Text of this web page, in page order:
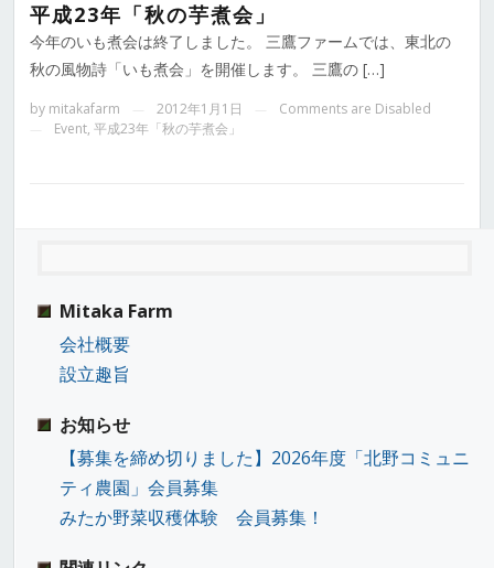
平成23年「秋の芋煮会」
今年のいも煮会は終了しました。 三鷹ファームでは、東北の
秋の風物詩「いも煮会」を開催します。 三鷹の […]
by mitakafarm 2012年1月1日 Comments are Disabled
Event, 平成23年「秋の芋煮会」
Mitaka Farm
会社概要
設立趣旨
お知らせ
【募集を締め切りました】2026年度「北野コミュニ
ティ農園」会員募集
みたか野菜収穫体験 会員募集！